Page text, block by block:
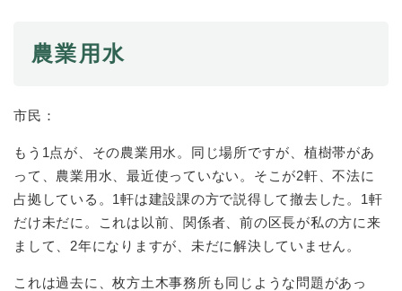
農業用水
市民：
もう1点が、その農業用水。同じ場所ですが、植樹帯があ
って、農業用水、最近使っていない。そこが2軒、不法に
占拠している。1軒は建設課の方で説得して撤去した。1軒
だけ未だに。これは以前、関係者、前の区長が私の方に来
まして、2年になりますが、未だに解決していません。
これは過去に、枚方土木事務所も同じような問題があっ